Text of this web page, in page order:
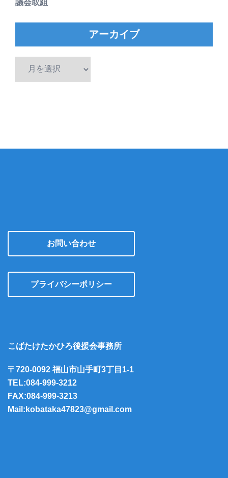
議会取組
アーカイブ
お問い合わせ
プライバシーポリシー
こばたけたかひろ後援会事務所
〒720-0092 福山市山手町3丁目1-1
TEL:084-999-3212
FAX:084-999-3213
Mail:kobataka47823@gmail.com